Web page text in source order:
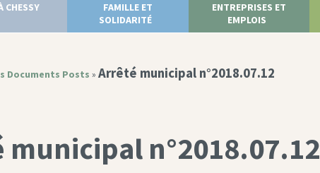
CHESSY
FAMILLE ET
SOLIDARITÉ
ENTREPRISES ET
EMPLOIS
Documents Posts » Arrêté municipal n°2018.07.12
municipal n°2018.07.12